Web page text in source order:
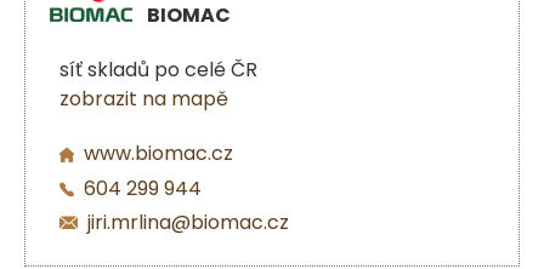
BIOMAC
síť skladů po celé ČR
zobrazit na mapě
www.biomac.cz
604 299 944
jiri.mrlina@biomac.cz